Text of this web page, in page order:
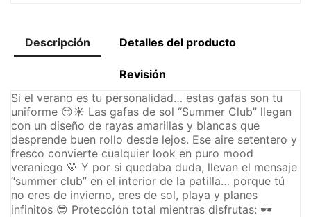
Descripción Detalles del producto
Revisión
Si el verano es tu personalidad… estas gafas son tu
uniforme 😏☀️ Las gafas de sol “Summer Club” llegan
con un diseño de rayas amarillas y blancas que
desprende buen rollo desde lejos. Ese aire setentero y
fresco convierte cualquier look en puro mood
veraniego 💛 Y por si quedaba duda, llevan el mensaje
“summer club” en el interior de la patilla… porque tú
no eres de invierno, eres de sol, playa y planes
infinitos 😎 Protección total mientras disfrutas: 🕶️